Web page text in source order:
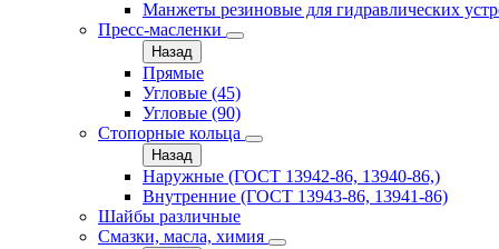
Манжеты резиновые для гидравлических
Пресс-масленки
Назад
Прямые
Угловые (45)
Угловые (90)
Стопорные кольца
Назад
Наружные (ГОСТ 13942-86, 13940-86,)
Внутренние (ГОСТ 13943-86, 13941-86)
Шайбы различные
Смазки, масла, химия